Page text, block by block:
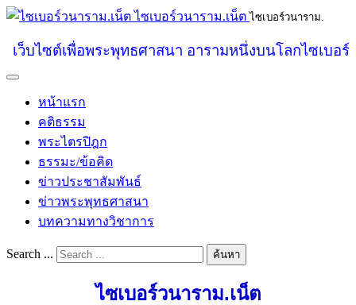
ไซเบอร์วนาราม.เน็ต ไซเบอร์วนาราม.
เว็บไซต์เพื่อพระพุทธศาสนา อารามหนึ่งบนโลกไซเบอร์
หน้าแรก
คติธรรม
พระไตรปิฎก
ธรรมะ/ข้อคิด
ข่าวประชาสัมพันธ์
ข่าวพระพุทธศาสนา
บทความทางวิชาการ
Search ... ค้นหา
ไซเบอร์วนาราม.เน็ต